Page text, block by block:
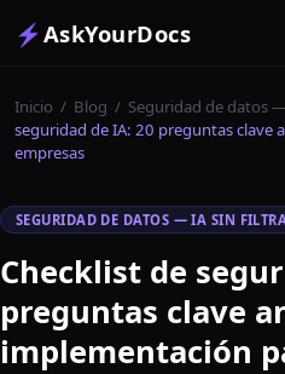
⚡ AskYourDocs
Inicio / Blog / Seguridad de datos
seguridad de IA: 20 preguntas clave
empresas
SEGURIDAD DE DATOS — IA SIN
Checklist de
preguntas clave
implementación